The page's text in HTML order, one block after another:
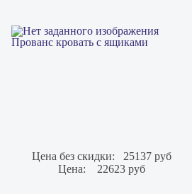
Прованс кровать с ящиками
Цена без скидки:
25137 руб
Цена:
22623 руб